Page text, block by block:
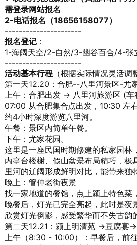
需登录网站报名
2-电话报名（18656158077）
----------------------
报名登记 ：
1-海阔天空/2-自然/3-幽谷百合/4-
----------------------
活动基本行程 （根据实际情况灵活调
第一天12.20：合肥--八里河景区-尤
上午：合肥出发 → 八里河旅游区 (车
07:00 从合肥集合点出发，10:30 左
约4小时深度游览八里河。
午餐：景区内简单午餐。
下午：尤家花园。
这里是一座民国时期修建的私家园林
内亭台楼榭、假山盆景布局精巧，极
里河的辽阔形成鲜明对比，能带来独
晚上：管仲老街夜景
找一家地道的餐馆，点上颍上特色菜
晚餐后，灯光已完全亮起，此时是夜
欣赏灯光倒影，感受繁华而不失古韵
第二天12.21：颍上明清苑 →豆腐宴→
上午（8:30 - 10:00）：早餐后，前